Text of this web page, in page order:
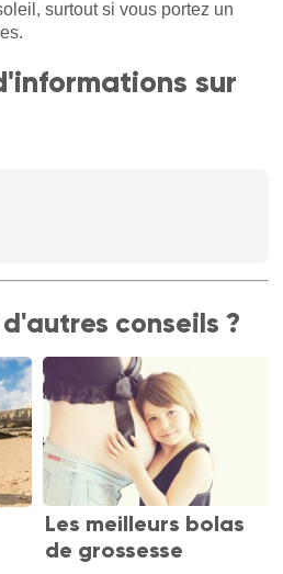
surtout si vous portez un
sur
conseils ?
Les meilleurs bolas
de grossesse